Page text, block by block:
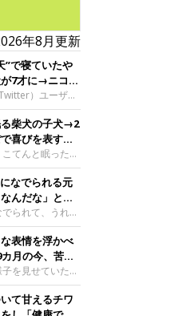
年8月更新
”で寝ていたや
7才に→ニコニ
魅力のコに成
）ユーザー
の愛犬でウェル
ークの神楽ちゃ
という神楽ちゃ
子犬時代を過ご
、神楽ちゃんの
ります！神楽ち
！お迎えから数
生後2カ月）＠
迎え当初の神楽
てください。飼
ら“ヘソ天”で寝
柴犬の子犬→2
喜びを表すコ
てんと眠った子
や行動にさまざ
なりました。遊
なっちゃん遊び
@Pkndg_紹介
ユーザー
っちゃん（取材
こちらの写真
月のころに撮影
なっちゃんは家
でいました。た
その後は眠り始
なでられる元
んだな」と感
られて、うれし
犬。甘えるよう
でほっこりしま
に甘える小次郎
、うれしそうな
2026年6月撮
るのは、X（旧
表情を浮かべ
月の今、苦手
長！
を見せていた元
約3年半、苦手
服し、家族に寄
て甘えるチワ